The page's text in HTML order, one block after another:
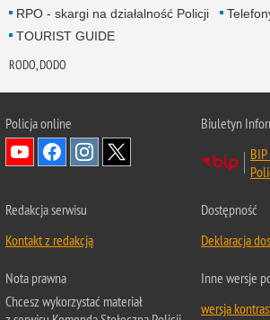
RPO - skargi na działalność Policji
TOURIST GUIDE
RODO, DODO
Policja online
Biuletyn
Redakcja serwisu
Kontakt z redakcją
Dostępność
Deklaracja
Nota prawna
Chcesz wykorzystać materiał
Inne wersje
wersja